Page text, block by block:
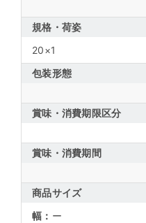
規格・荷姿
20×1
包装形態
賞味・消費期限区分
賞味・消費期間
商品サイズ
幅： ー